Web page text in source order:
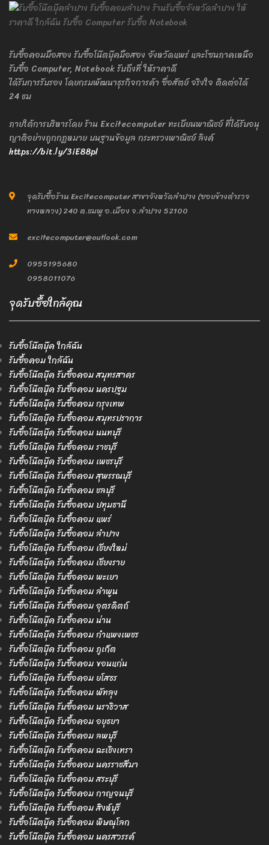
รับซื้อคอมมือสอง รับซื้อโน๊ตบุ๊คมือสอง จังหวัดแพร่ และโซนภาคเหนือ
รับซื้อ Computer, Notebook รับถึงที่ ให้ราคาดี
ได้รับการรับรอง โดยกรมพัฒนาธุรกิจการค้า ซื่อสัตย์ จริงใจ ติดต่อได้
24 ชม
ภายใต้การบริหารโดย ร้าน Excitecomputer ทะเบียนพาณิชย์ ที่ได้รับอนุ
ญาติอย่างถูกกฎหมาย บนฐานข้อมูล กระทรวงพาณิชย์ ลิงค์
https://bit.ly/3iE88pl
จุดรับซื้อร้าน Excitecomputer สาขาจังหวัดลำปาง (ซอยข้างตำรวจ
ทางหลวง) 240 ต.ชมพู อ.เมือง จ.ลำปาง 52100
excitecomputer@outlook.com
0955195680
0958011076
จุดรับซื้อใกล้คุณ
รับซื้อโน๊ตบุ๊ค ใกล้ฉัน
รับซื้อคอม ใกล้ฉัน
รับซื้อโน๊ตบุ๊ค รับซื้อคอม สมุทรสาคร
รับซื้อโน๊ตบุ๊ค รับซื้อคอม นครปฐม
รับซื้อโน๊ตบุ๊ค รับซื้อคอม กรุงเทพ
รับซื้อโน๊ตบุ๊ค รับซื้อคอม สมุทรปราการ
รับซื้อโน๊ตบุ๊ค รับซื้อคอม นนทบุรี
รับซื้อโน๊ตบุ๊ค รับซื้อคอม ราชบุรี
รับซื้อโน๊ตบุ๊ค รับซื้อคอม เพชรบุรี
รับซื้อโน๊ตบุ๊ค รับซื้อคอม สุพรรณบุรี
รับซื้อโน๊ตบุ๊ค รับซื้อคอม ชลบุรี
รับซื้อโน๊ตบุ๊ค รับซื้อคอม ปทุมธานี
รับซื้อโน๊ตบุ๊ค รับซื้อคอม แพร่
รับซื้อโน๊ตบุ๊ค รับซื้อคอม ลำปาง
รับซื้อโน๊ตบุ๊ค รับซื้อคอม เชียงใหม่
รับซื้อโน๊ตบุ๊ค รับซื้อคอม เชียงราย
รับซื้อโน๊ตบุ๊ค รับซื้อคอม พะเยา
รับซื้อโน๊ตบุ๊ค รับซื้อคอม ลำพูน
รับซื้อโน๊ตบุ๊ค รับซื้อคอม อุตรดิตถ์
รับซื้อโน๊ตบุ๊ค รับซื้อคอม น่าน
รับซื้อโน๊ตบุ๊ค รับซื้อคอม กำแพงเพชร
รับซื้อโน๊ตบุ๊ค รับซื้อคอม ภูเก็ต
รับซื้อโน๊ตบุ๊ค รับซื้อคอม ขอนแก่น
รับซื้อโน๊ตบุ๊ค รับซื้อคอม ยโสธร
รับซื้อโน๊ตบุ๊ค รับซื้อคอม พัทลุง
รับซื้อโน๊ตบุ๊ค รับซื้อคอม นราธิวาส
รับซื้อโน๊ตบุ๊ค รับซื้อคอม อยุธยา
รับซื้อโน๊ตบุ๊ค รับซื้อคอม ลพบุรี
รับซื้อโน๊ตบุ๊ค รับซื้อคอม ฉะเชิงเทรา
รับซื้อโน๊ตบุ๊ค รับซื้อคอม นครราชสีมา
รับซื้อโน๊ตบุ๊ค รับซื้อคอม สระบุรี
รับซื้อโน๊ตบุ๊ค รับซื้อคอม กาญจนบุรี
รับซื้อโน๊ตบุ๊ค รับซื้อคอม สิงห์บุรี
รับซื้อโน๊ตบุ๊ค รับซื้อคอม พิษณุโลก
รับซื้อโน๊ตบุ๊ค รับซื้อคอม นครสวรรค์